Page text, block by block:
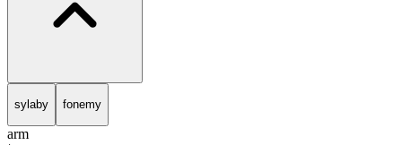
sylaby fonemy
arm